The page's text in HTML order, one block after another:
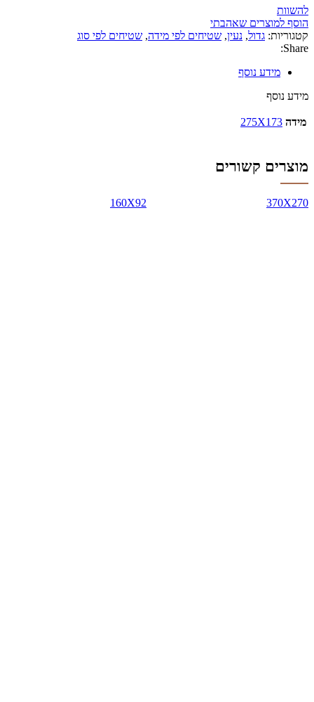
להשוות
הוסף למוצרים שאהבתי
קטגוריות: גדול, נעין, שטיחים לפי מידה, שטיחים לפי סוג
Share:
מידע נוסף
מידע נוסף
מידה 275X173
מוצרים קשורים
370X270
160X92